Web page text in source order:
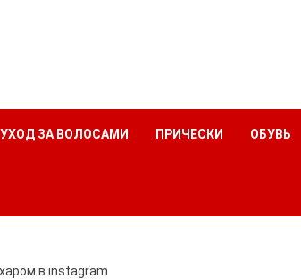
УХОД ЗА ВОЛОСАМИ ПРИЧЕСКИ ОБУВЬ
в instagram